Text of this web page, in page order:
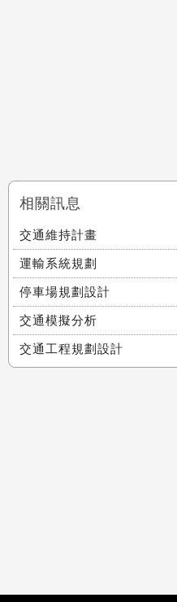
相關訊息
交通維持計畫
運輸系統規劃
停車場規劃設計
交通模擬分析
交通工程規劃設計